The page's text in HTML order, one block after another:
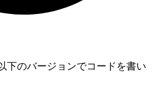
下のバージョンでコードを書い